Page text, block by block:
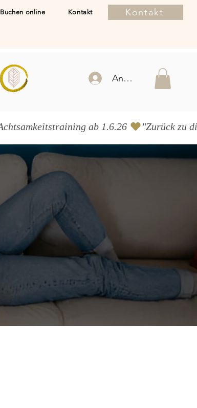
Buchen online Kontakt Kontakt
Anmelden